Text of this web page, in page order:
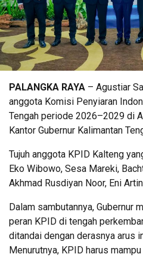
PALANGKA RAYA – Agustiar
anggota Komisi Penyiaran
Tengah periode 2026–2029 di
Kantor Gubernur Kalimantan
Tujuh anggota KPID Kalteng
Eko Wibowo, Sesa Mareki,
Akhmad Rusdiyan Noor, Eni
Dalam sambutannya, Gubernur
peran KPID di tengah
ditandai dengan derasnya arus
Menurutnya, KPID harus